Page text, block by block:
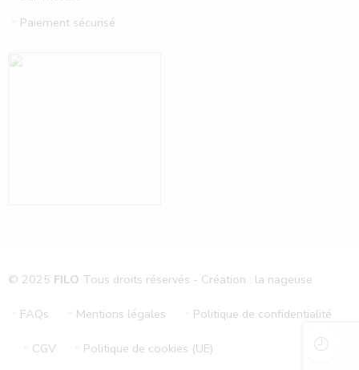
Paiement sécurisé
© 2025 FILO Tous droits réservés - Création : la nageuse
FAQs Mentions légales Politique de confidentialité
CGV Politique de cookies (UE)